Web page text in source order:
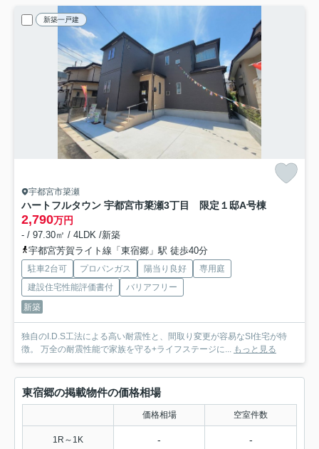
新築一戸建
宇都宮市簗瀬
ハートフルタウン 宇都宮市簗瀬3丁目 限定１邸A号棟
2,790万円
- / 97.30㎡ / 4LDK /新築
宇都宮芳賀ライト線「東宿郷」駅 徒歩40分
駐車2台可 プロパンガス 陽当り良好
専用庭
建設住宅性能評価書付
バリアフリー
新築
独自のI.D.S工法による高い耐震性と、間取り変更が容易なSI住宅が特
徴。 万全の耐震性能で家族を守る+ライフステージに... もっと見る
東宿郷の掲載物件の価格相場
価格相場 空室件数
1R～1K - -